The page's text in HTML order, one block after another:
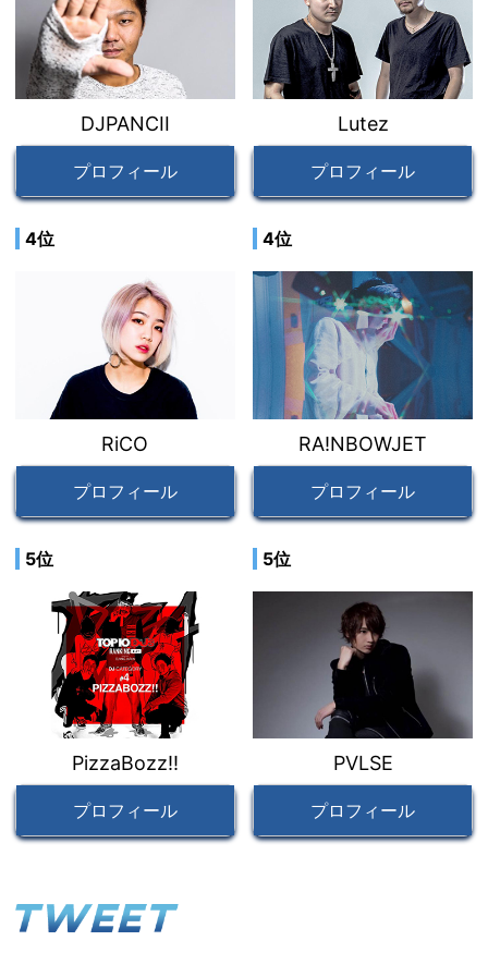
DJPANCII
プロフィール
4位
RiCO
プロフィール
5位
PizzaBozz!!
プロフィール
Lutez
プロフィール
4位
RA!NBOWJET
プロフィール
5位
PVLSE
プロフィール